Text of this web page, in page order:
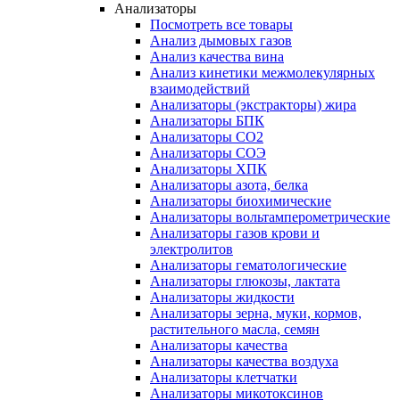
Анализаторы
Посмотреть все товары
Анализ дымовых газов
Анализ качества вина
Анализ кинетики межмолекулярных
взаимодействий
Анализаторы (экстракторы) жира
Анализаторы БПК
Анализаторы СО2
Анализаторы СОЭ
Анализаторы ХПК
Анализаторы азота, белка
Анализаторы биохимические
Анализаторы вольтамперометрические
Анализаторы газов крови и
электролитов
Анализаторы гематологические
Анализаторы глюкозы, лактата
Анализаторы жидкости
Анализаторы зерна, муки, кормов,
растительного масла, семян
Анализаторы качества
Анализаторы качества воздуха
Анализаторы клетчатки
Анализаторы микотоксинов